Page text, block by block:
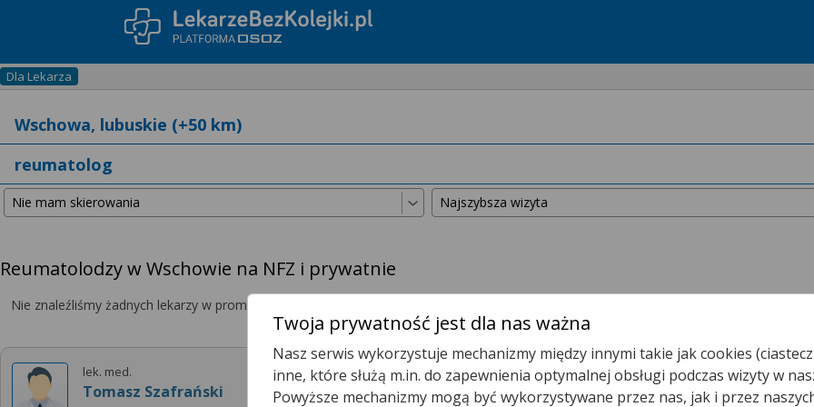
Dla Lekarza
Reumatolodzy w Wschowie na NFZ i prywatnie
Nie znaleźliśmy żadnych lekarzy w promieniu
lek. med.
Tomasz Szafrański
Poradnia Reumatologiczna
Twoja prywatność jest dla nas ważna
Nasz serwis wykorzystuje mechanizmy między innymi takie jak cookies
inne, które służą m.in. do zapewnienia optymalnej obsługi podczas wizyty w
Powyższe mechanizmy mogą być wykorzystywane przez nas, jak i przez